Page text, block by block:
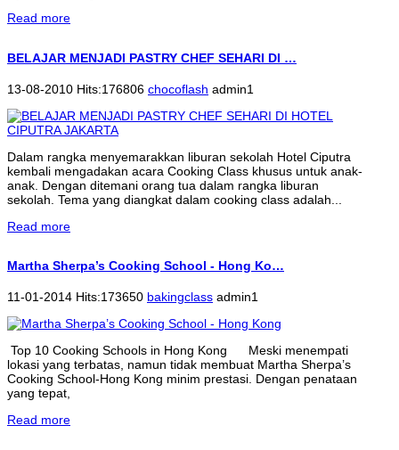
Read more
BELAJAR MENJADI PASTRY CHEF SEHARI DI …
13-08-2010 Hits:176806 chocoflash admin1
Dalam rangka menyemarakkan liburan sekolah Hotel Ciputra
kembali mengadakan acara Cooking Class khusus untuk anak-
anak. Dengan ditemani orang tua dalam rangka liburan
sekolah. Tema yang diangkat dalam cooking class adalah...
Read more
Martha Sherpa’s Cooking School - Hong Ko…
11-01-2014 Hits:173650 bakingclass admin1
Top 10 Cooking Schools in Hong Kong Meski menempati
lokasi yang terbatas, namun tidak membuat Martha Sherpa’s
Cooking School-Hong Kong minim prestasi. Dengan penataan
yang tepat,
Read more